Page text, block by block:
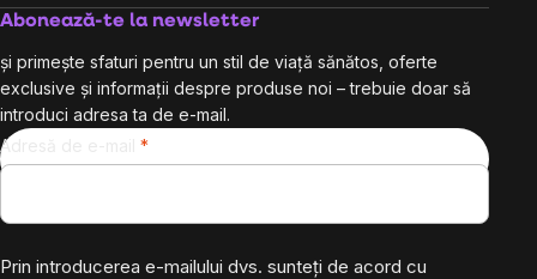
Abonează-te la newsletter
și primește sfaturi pentru un stil de viață sănătos, oferte
exclusive și informații despre produse noi – trebuie doar să
introduci adresa ta de e-mail.
Adresă de e-mail
Prin introducerea e-mailului dvs. sunteți de acord cu